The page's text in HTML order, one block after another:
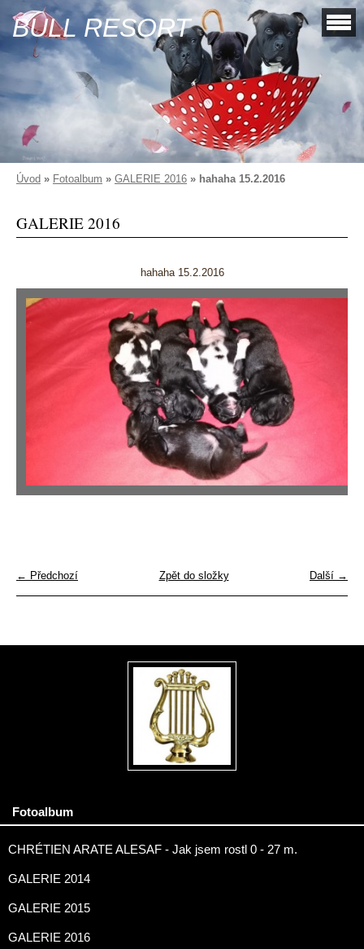
BULL RESORT
Úvod » Fotoalbum » GALERIE 2016 » hahaha 15.2.2016
GALERIE 2016
hahaha 15.2.2016
← Předchozí Další →
Zpět do složky
Fotoalbum
CHRÉTIEN ARATE ALESAF - Jak jsem rostl 0 - 27 m.
GALERIE 2014
GALERIE 2015
GALERIE 2016